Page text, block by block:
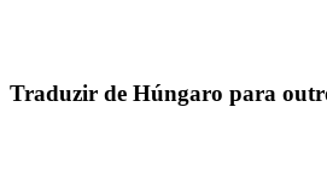
Traduzir de Húngaro para